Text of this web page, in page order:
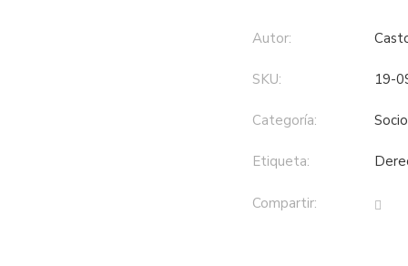
Autor:
SKU: 19-
Categoría:
Etiqueta:
Compartir: